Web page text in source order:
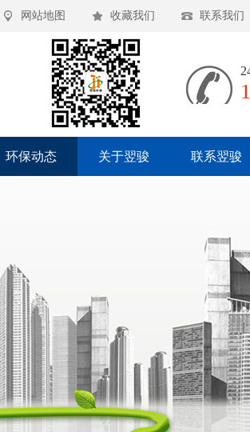
网站地图 收藏我们 联系我们
环保动态 关于翌骏 联系翌骏